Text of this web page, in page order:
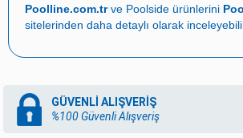
Poolline.com.trve Poolside ürünlerini
sitelerinden daha detaylı olarak
GÜVENLİ ALIŞVERİŞ
%100 Güvenli Alışveriş